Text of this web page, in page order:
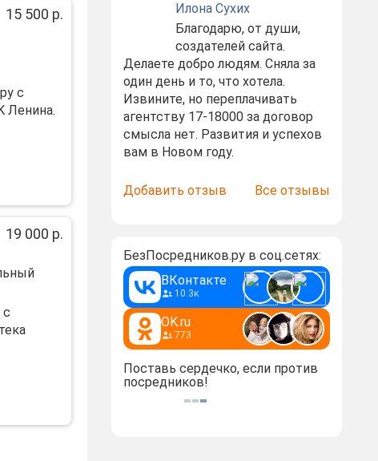
15 500 р.
c
Ленина.
19 000 р.
Илона Сухих
Благодарю, от души,
создателей сайта.
Делаете добро людям. Сняла за
один день и то, что хотела.
Извините, но переплачивать
агентству 17-18000 за договор
смысла нет. Развития и успехов
вам в Новом году.
Добавить отзыв Все отзывы
БезПосредников.ру в соц.сетях:
ВКонтакте
10.3к
OK.ru
773
Поставь сердечко, если против
посредников!